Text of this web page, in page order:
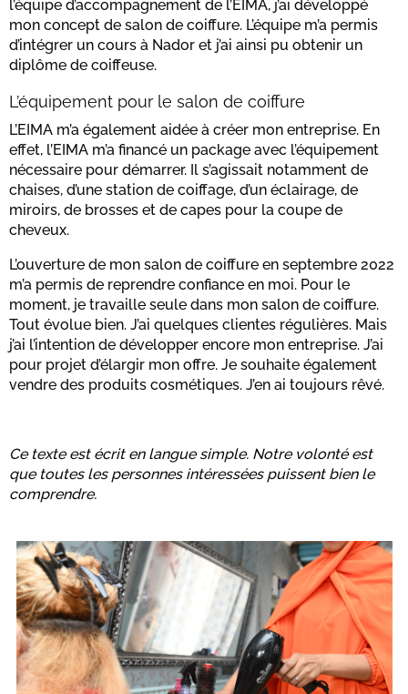
l’équipe d’accompagnement de l’EIMA, j’ai développé
mon concept de salon de coiffure. L’équipe m’a permis
d’intégrer un cours à Nador et j’ai ainsi pu obtenir un
diplôme de coiffeuse.
L’équipement pour le salon de coiffure
L’EIMA m’a également aidée à créer mon entreprise. En
effet, l’EIMA m’a financé un package avec l’équipement
nécessaire pour démarrer. Il s’agissait notamment de
chaises, d’une station de coiffage, d’un éclairage, de
miroirs, de brosses et de capes pour la coupe de
cheveux.
L’ouverture de mon salon de coiffure en septembre 2022
m’a permis de reprendre confiance en moi. Pour le
moment, je travaille seule dans mon salon de coiffure.
Tout évolue bien. J’ai quelques clientes régulières. Mais
j’ai l’intention de développer encore mon entreprise. J’ai
pour projet d’élargir mon offre. Je souhaite également
vendre des produits cosmétiques. J’en ai toujours rêvé.
Ce texte est écrit en langue simple. Notre volonté est
que toutes les personnes intéressées puissent bien le
comprendre.